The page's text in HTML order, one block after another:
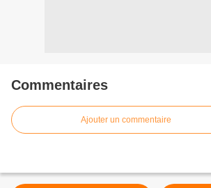
Commentaires
Ajouter un commentaire